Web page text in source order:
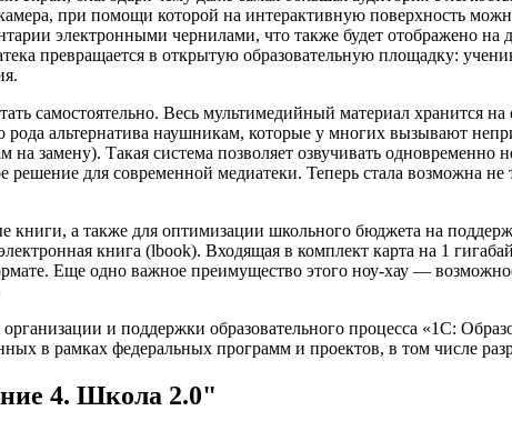
при помощи которой на интерактивную поверхность
электронными чернилами, что также будет отображено
превращается в открытую образовательную площадку:
самостоятельно. Весь мультимедийный материал хранится
рода альтернатива наушникам, которые у многих вызывают
замену). Такая система позволяет озвучивать одновременно
для современной медиатеки. Теперь стала возможна
книги, а также для оптимизации школьного бюджета на
книга (lbook). Входящая в комплект карта на 1
Еще одно важное преимущество этого ноу-хау —
и поддержки образовательного процесса «1С:
в рамках федеральных программ и проектов, в том числе
4. Школа 2.0"